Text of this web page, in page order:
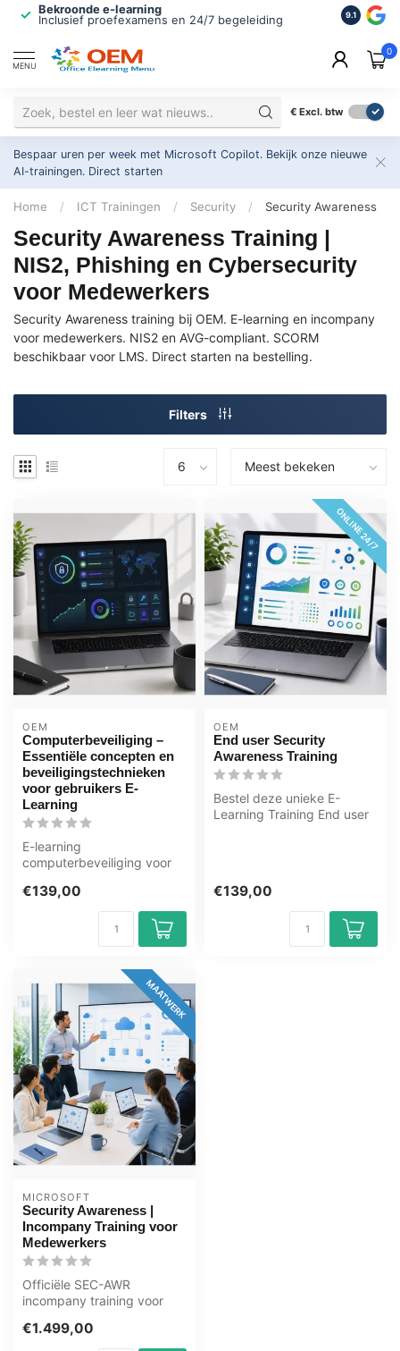
Bekroonde e-learning
Inclusief proefexamens en 24/7 begeleiding
ISO
2.500+
9.1
MENU
0
€ Excl. btw
Bespaar uren per week met Microsoft Copilot. Bekijk onze nieuwe
AI-trainingen. Direct starten
Home / ICT Trainingen / Security / Security Awareness
Security Awareness Training |
NIS2, Phishing en Cybersecurity
voor Medewerkers
Security Awareness training bij OEM. E-learning en incompany
voor medewerkers. NIS2 en AVG-compliant. SCORM
beschikbaar voor LMS. Direct starten na bestelling.
Filters
OEM
Computerbeveiliging –
Essentiële concepten en
beveiligingstechnieken
voor gebruikers E-
Learning
E-learning
computerbeveiliging voor
malware, wachtwo...
€139,00
ONLINE 24/7
OEM
End user Security
Awareness Training
Bestel deze unieke E-
Learning Training End user
€139,00
MAATWERK
MICROSOFT
Security Awareness |
Incompany Training voor
Medewerkers
Officiële SEC-AWR
incompany training voor
volledig op maa...
€1.499,00